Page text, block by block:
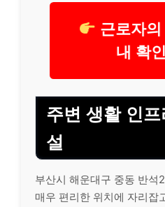
근로자의
내 확
주변 생활 인프
설
부산시 해운대구 중동 반석
매우 편리한 위치에 자리잡